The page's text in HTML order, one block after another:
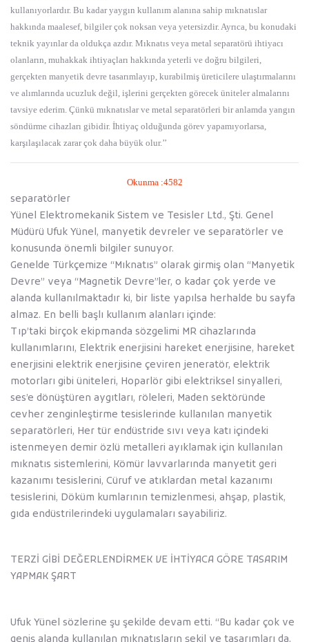
kullanıyorlardır. Bu kadar yaygın kullanım alanına sahip mıknatıslar
hakkında maalesef, bilgiler çok noksan veya yetersizdir. Ayrıca, bu konudaki
teknik yayınlar da oldukça azdır. Mıknatıs veya metal separatörü ihtiyacı
olanların, muhakkak ihtiyaçları hakkında yeterli ve doğru bilgileri,
gerçekten manyetik devre tasarımlayıp, kurabilmiş üreticilere ulaştırmalarını
ve alımlarında ucuzluk değil, işlerini gerçekten görecek üniteler almalarını
tavsiye ederim. Çünkü mıknatıslar ve metal separatörleri bir anlamda yangın
söndürme cihazları gibidir. İhtiyaç olduğunda görev yapamıyorlarsa,
karşılaşılacak zarar çok daha büyük olur.’’
Okunma :4582
separatörler
Yünel Elektromekanik Sistem ve Tesisler Ltd., Şti. Genel
Müdürü Ufuk Yünel, manyetik devreler ve separatörler ve
konusunda önemli bilgiler sunuyor.
Genelde Türkçemize “Mıknatıs” olarak girmiş olan “Manyetik
Devre” veya “Magnetik Devre”ler, o kadar çok yerde ve
alanda kullanılmaktadır ki, bir liste yapılsa herhalde bu sayfa
almaz. En belli başlı kullanım alanları içinde:
Tıp’taki birçok ekipmanda sözgelimi MR cihazlarında
kullanımlarını, Elektrik enerjisini hareket enerjisine, hareket
enerjisini elektrik enerjisine çeviren jeneratör, elektrik
motorları gibi üniteleri, Hoparlör gibi elektriksel sinyalleri,
ses’e dönüştüren aygıtları, röleleri, Maden sektöründe
cevher zenginleştirme tesislerinde kullanılan manyetik
separatörleri, Her tür endüstride sıvı veya katı içindeki
istenmeyen demir özlü metalleri ayıklamak için kullanılan
mıknatıs sistemlerini, Kömür lavvarlarında manyetit geri
kazanımı tesislerini, Cüruf ve atıklardan metal kazanımı
tesislerini, Döküm kumlarının temizlenmesi, ahşap, plastik,
gıda endüstrilerindeki uygulamaları sayabiliriz.
TERZİ GİBİ DEĞERLENDİRMEK VE İHTİYACA GÖRE TASARIM
YAPMAK ŞART
Ufuk Yünel sözlerine şu şekilde devam etti. ‘‘Bu kadar çok ve
geniş alanda kullanılan mıknatısların şekil ve tasarımları da,